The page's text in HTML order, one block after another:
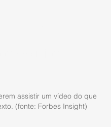
assistir um vídeo do que
(fonte: Forbes Insight)